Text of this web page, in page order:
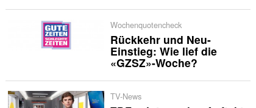
Wochenquotencheck
Rückkehr und Neu-
Einstieg: Wie lief die
«GZSZ»-Woche?
TV-News